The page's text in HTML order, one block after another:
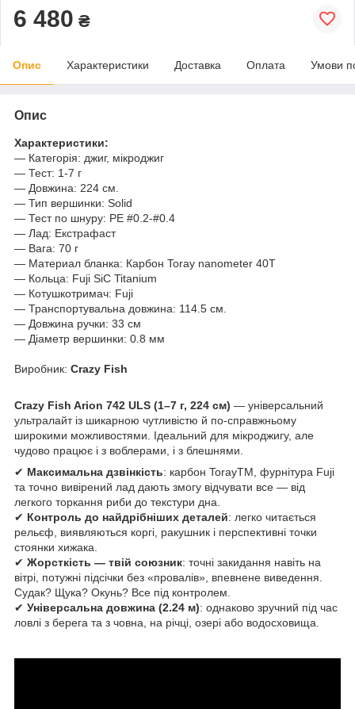
6 480 ₴
Опис Характеристики Доставка Оплата Умови
Опис
Характеристики:
— Категорія: джиг, мікроджиг
— Тест: 1-7 г
— Довжина: 224 см.
— Тип вершинки: Solid
— Тест по шнуру: РЕ #0.2-#0.4
— Лад: Екстрафаст
— Вага: 70 г
— Материал бланка: Карбон Toray nanometer 40T
— Кольца: Fuji SiC Titanium
— Котушкотримач: Fuji
— Транспортувальна довжина: 114.5 см.
— Довжина ручки: 33 см
— Діаметр вершинки: 0.8 мм
Виробник: Crazy Fish
Crazy Fish Arion 742 ULS (1–7 г, 224 см) — універсальний
ультралайт із шикарною чутливістю й по-справжньому
широкими можливостями. Ідеальний для мікроджигу, але
чудово працює і з воблерами, і з блешнями.
✔ Максимальна дзвінкість: карбон TorayTM, фурнітура Fuji
та точно вивірений лад дають змогу відчувати все — від
легкого торкання риби до текстури дна.
✔ Контроль до найдрібніших деталей: легко читається
рельєф, виявляються коргі, ракушник і перспективні точки
стоянки хижака.
✔ Жорсткість — твій союзник: точні закидання навіть на
вітрі, потужні підсічки без «провалів», впевнене виведення.
Судак? Щука? Окунь? Все під контролем.
✔ Універсальна довжина (2.24 м): однаково зручний під час
ловлі з берега та з човна, на річці, озері або водосховища.